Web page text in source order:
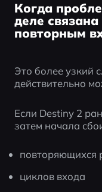
Когда
деле
повторным
Это более узкий
действительно
Если Destiny 2
затем начала
повторяющихся
циклов входа